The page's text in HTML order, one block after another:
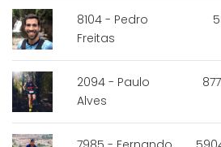
8104 - Pedro
Freitas
2094 - Paulo
Alves